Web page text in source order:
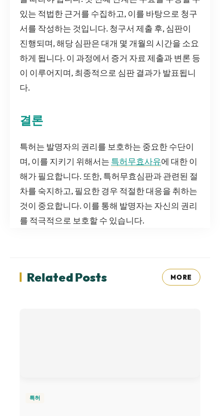
있는 적법한 근거를 수집하고, 이를 바탕으로 청구
서를 작성하는 것입니다. 청구서 제출 후, 심판이
진행되며, 해당 심판은 대개 몇 개월의 시간을 소요
하게 됩니다. 이 과정에서 증거 자료 제출과 변론 등
이 이루어지며, 최종적으로 심판 결과가 발표됩니
다.
결론
특허는 발명자의 권리를 보호하는 중요한 수단이
며, 이를 지키기 위해서는 특허무효사유에 대한 이
해가 필요합니다. 또한, 특허무효심판과 관련된 절
차를 숙지하고, 필요한 경우 적절한 대응을 취하는
것이 중요합니다. 이를 통해 발명자는 자신의 권리
를 적극적으로 보호할 수 있습니다.
Related Posts MORE
특허